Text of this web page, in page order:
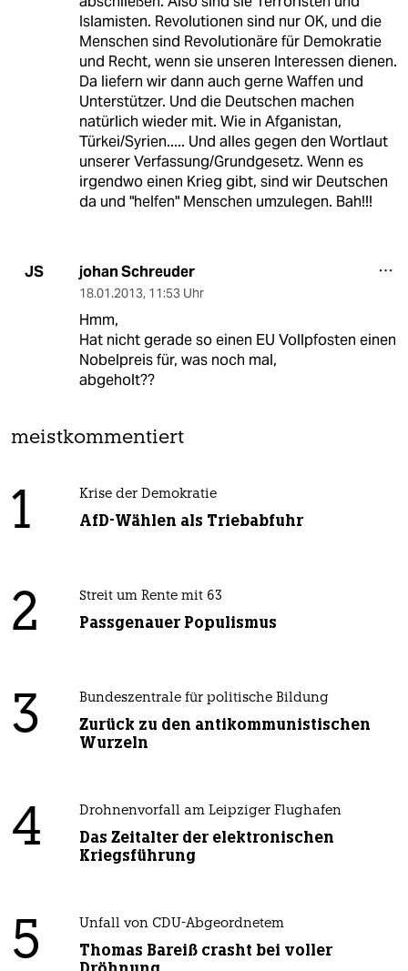
Islamisten. Revolutionen sind nur OK, und die
Menschen sind Revolutionäre für Demokratie
und Recht, wenn sie unseren Interessen dienen.
Da liefern wir dann auch gerne Waffen und
Unterstützer. Und die Deutschen machen
natürlich wieder mit. Wie in Afganistan,
Türkei/Syrien..... Und alles gegen den Wortlaut
unserer Verfassung/Grundgesetz. Wenn es
irgendwo einen Krieg gibt, sind wir Deutschen
da und "helfen" Menschen umzulegen. Bah!!!
JS johan Schreuder
18.01.2013, 11:53 Uhr
Hmm,
Hat nicht gerade so einen EU Vollpfosten einen
Nobelpreis für, was noch mal,
abgeholt??
meistkommentiert
1 Krise der Demokratie
AfD-Wählen als Triebabfuhr
2 Streit um Rente mit 63
Passgenauer Populismus
3 Bundeszentrale für politische Bildung
Zurück zu den antikommunistischen
Wurzeln
4 Drohnenvorfall am Leipziger Flughafen
Das Zeitalter der elektronischen
Kriegsführung
5 Unfall von CDU-Abgeordnetem
Thomas Bareiß crasht bei voller